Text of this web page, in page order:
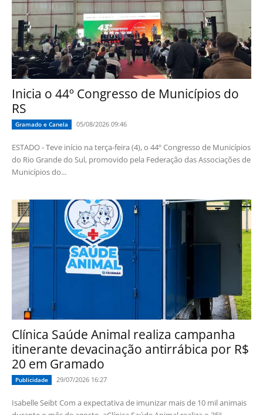
Inicia o 44º Congresso de Municípios do
RS
Gramado e Canela 05/08/2026 09:46
ESTADO - Teve início na terça-feira (4), o 44º Congresso de Municípios
do Rio Grande do Sul, promovido pela Federação das Associações de
Municípios do...
Clínica Saúde Animal realiza campanha
itinerante devacinação antirrábica por R$
20 em Gramado
Publicidade 29/07/2026 16:27
Isabelle Seibt Com a expectativa de imunizar mais de 10 mil animais